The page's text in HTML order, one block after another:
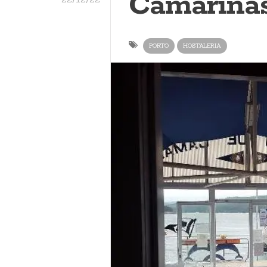
PORTO HOSTALERIA